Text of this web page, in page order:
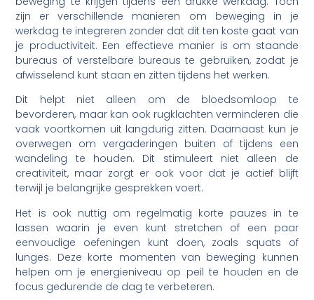
zijn er verschillende manieren om beweging in je
werkdag te integreren zonder dat dit ten koste gaat van
je productiviteit. Een effectieve manier is om staande
bureaus of verstelbare bureaus te gebruiken, zodat je
afwisselend kunt staan en zitten tijdens het werken.
Dit helpt niet alleen om de bloedsomloop te
bevorderen, maar kan ook rugklachten verminderen die
vaak voortkomen uit langdurig zitten. Daarnaast kun je
overwegen om vergaderingen buiten of tijdens een
wandeling te houden. Dit stimuleert niet alleen de
creativiteit, maar zorgt er ook voor dat je actief blijft
terwijl je belangrijke gesprekken voert.
Het is ook nuttig om regelmatig korte pauzes in te
lassen waarin je even kunt stretchen of een paar
eenvoudige oefeningen kunt doen, zoals squats of
lunges. Deze korte momenten van beweging kunnen
helpen om je energieniveau op peil te houden en de
focus gedurende de dag te verbeteren.